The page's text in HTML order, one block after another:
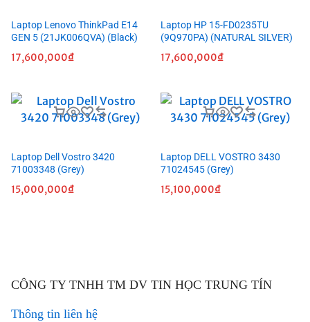
Laptop Lenovo ThinkPad E14
GEN 5 (21JK006QVA) (Black)
17,600,000₫
Laptop HP 15-FD0235TU
(9Q970PA) (NATURAL SILVER)
17,600,000₫
Laptop Dell Vostro 3420
71003348 (Grey)
15,000,000₫
Laptop DELL VOSTRO 3430
71024545 (Grey)
15,100,000₫
CÔNG TY TNHH TM DV TIN HỌC TRUNG TÍN
Thông tin liên hệ